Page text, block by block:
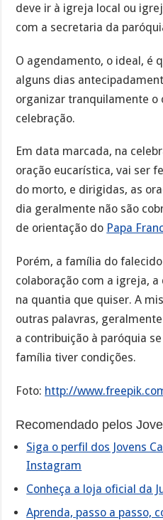
deve ir à igreja local ou
com a secretaria da
O agendamento, o ideal, é
alguns dias
organizar tranquilamente o
celebração.
Em data marcada, na
oração eucarística, vai ser
do morto, e dirigidas, as
dia geralmente não são
de orientação do Papa
Porém, a família do
colaboração com a igreja,
na quantia que quiser. A
outras palavras,
a contribuição à paróquia
família tiver condições.
Foto: http://
Recomendado pelos
Siga o perfil dos Jovens
Instagram
Conheça a loja oficial da
Aprenda, passo a passo,